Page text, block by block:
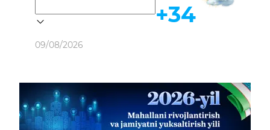
Ob-havo
09/08/2026
+34